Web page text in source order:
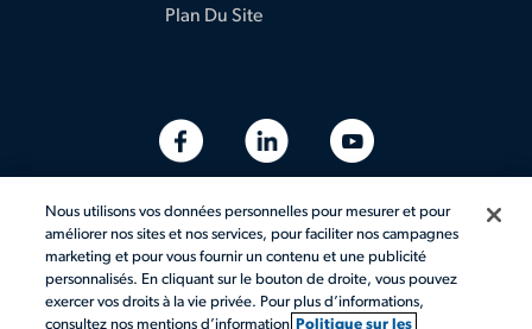
Plan Du Site
Nous utilisons vos données personnelles pour mesurer et pour
améliorer nos sites et nos services, pour faciliter nos campagnes
marketing et pour vous fournir un contenu et une publicité
personnalisés. En cliquant sur le bouton de droite, vous pouvez
exercer vos droits à la vie privée. Pour plus d’informations,
consultez nos mentions d’information
Politique sur les